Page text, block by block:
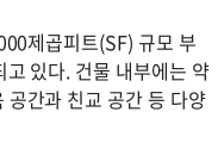
제곱피트(SF) 규모 부
있다. 건물 내부에는 약
간과 친교 공간 등 다양